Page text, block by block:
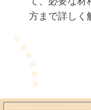
方まで詳し